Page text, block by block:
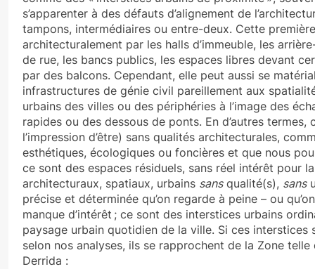
s’apparenter à des défauts d’alignement de
tampons, intermédiaires ou entre-deux. Cette
architecturalement par les halls d’immeuble, les
de rue, les bancs publics, les espaces libres devant
par des balcons. Cependant, elle peut aussi se
infrastructures de génie civil pareillement aux
urbains des villes ou des périphéries à l’image des
rapides ou des dessous de ponts. En d’autres
l’impression d’être) sans qualités architecturales,
esthétiques, écologiques ou foncières et que nous
ce sont des espaces résiduels, sans réel intérêt pour
architecturaux, spatiaux, urbains sansqualité(s), sans
précise et déterminée qu’on regarde à peine – ou
manque d’intérêt ; ce sont des interstices urbains
paysage urbain quotidien de la ville. Si ces interstices
selon nos analyses, ils se rapprochent de la Zone
Derrida :